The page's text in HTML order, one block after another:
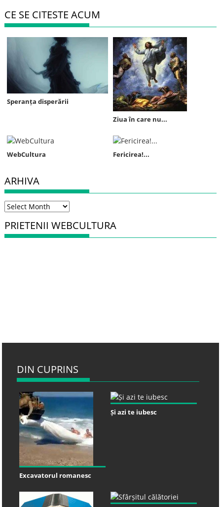
CE SE CITESTE ACUM
Speranța disperării
Ziua în care nu...
WebCultura Fericirea!...
ARHIVA
Arhiva
PRIETENII WEBCULTURA
DIN CUPRINS
Excavatorul romanesc
Și azi te iubesc